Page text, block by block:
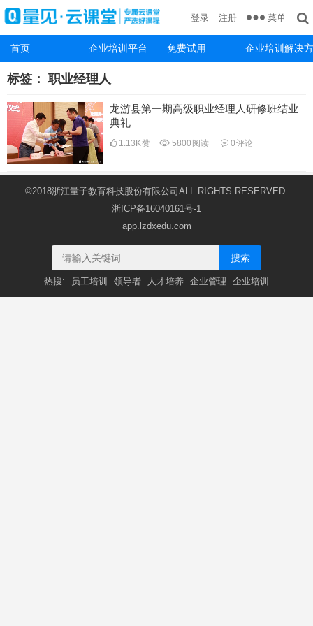
首页 企业培训平台 免费试用 企业培训解决
登录 注册 菜单
标签： 职业经理人
龙游县第一期高级职业经理人研修班结业
典礼
1.13K赞 5800 阅读 0评论
©2018浙江量子教育科技股份有限公司ALL RIGHTS RESERVED.
浙ICP备16040161号-1
app.lzdxedu.com
搜索
热搜: 员工培训 领导者 人才培养 企业管理 企业培训